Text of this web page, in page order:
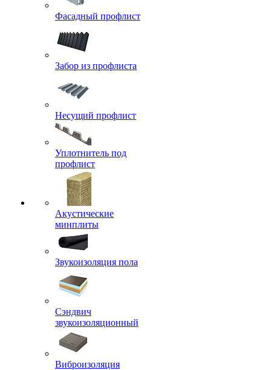
Фасадный профлист
Забор из профлиста
Несущий профлист
Уплотнитель под
профлист
Акустические
минплиты
Звукоизоляция пола
Сэндвич
звукоизоляционный
Виброизоляция